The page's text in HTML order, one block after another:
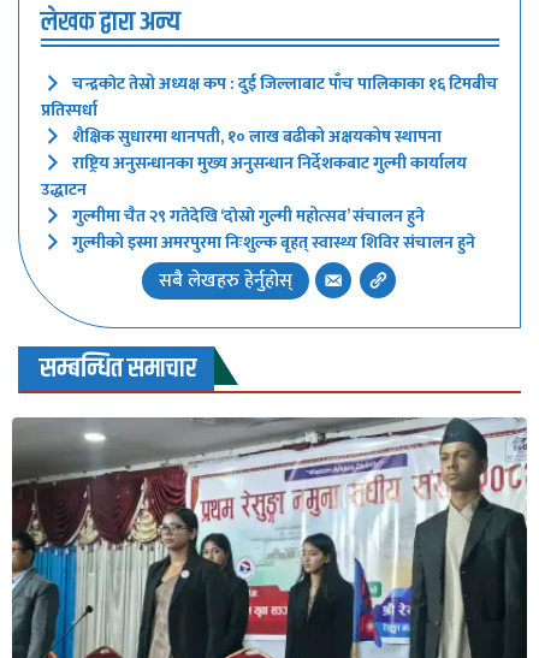
लेखक द्वारा अन्य
चन्द्रकाेट तेस्रो अध्यक्ष कप : दुई जिल्लाबाट पाँच पालिकाका १६ टिमबीच
प्रतिस्पर्धा
शैक्षिक सुधारमा थानपती, १० लाख बढीको अक्षयकोष स्थापना
राष्ट्रिय अनुसन्धानका मुख्य अनुसन्धान निर्देशकबाट गुल्मी कार्यालय
उद्धाटन
गुल्मीमा चैत २९ गतेदेखि ‘दाेस्राे गुल्मी महोत्सव’ संचालन हुने
गुल्मीको इस्मा अमरपुरमा निःशुल्क बृहत् स्वास्थ्य शिविर संचालन हुने
सबै लेखहरु हेर्नुहोस्
सम्बन्धित समाचार